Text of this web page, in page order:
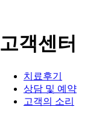
고객센터
치료후기
상담 및 예약
고객의 소리